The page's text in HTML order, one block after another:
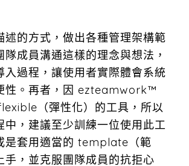
述的方式，做出各種管理架構範
隊成員溝通這樣的理念與想法，
入過程，讓使用者實際體會系統
性。再者，因 ezteamwork™
（彈性化）的工具，所以
中，建議至少訓練一位使用此工
是套用適當的 template（範
手，並克服團隊成員的抗拒心